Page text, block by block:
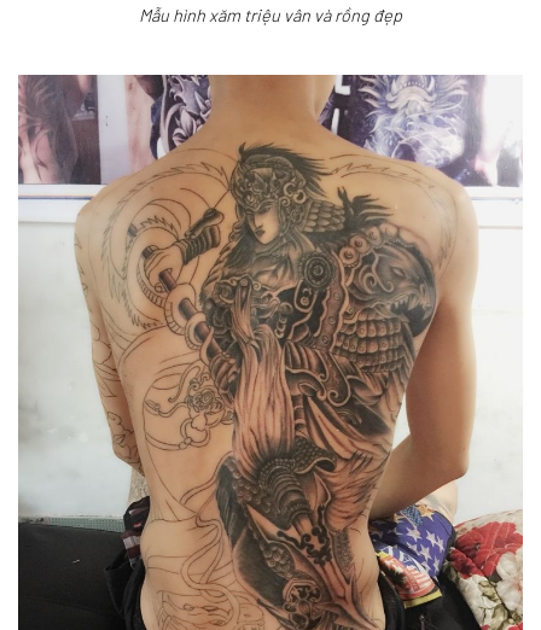
Mẫu hình xăm triệu vân và rồng đẹp